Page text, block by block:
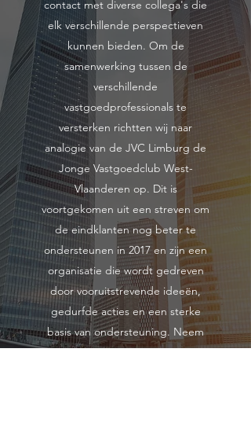
contact met diverse collega's die
elk verschillende perspectieven
kunnen bieden. Om de
samenwerking tussen de
verschillende
vastgoedprofessionals te
versterken richtten wij naar
analogie van de JVC Limburg de
Jonge Vastgoedclub West-
Vlaanderen op. Dit is
voortgekomen uit een streven om
de eindklanten nog beter te
ondersteunen in 2017 en zijn een
organisatie die wordt gedreven
door vooruitstrevende ideeën,
gedurfde acties en een sterke
basis van ondersteuning. Neem
contact met ons op voor meer